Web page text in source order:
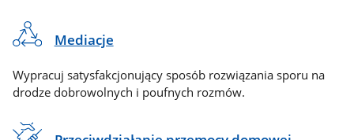
Mediacje
Wypracuj satysfakcjonujący sposób rozwiązania sporu na
drodze dobrowolnych i poufnych rozmów.